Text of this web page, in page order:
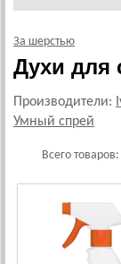
За шерстью
Духи для
Производители:
Умный спрей
Всего товаров: